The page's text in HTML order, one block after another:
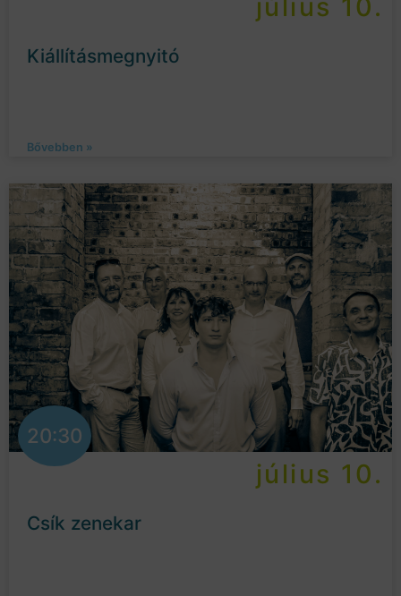
július 10.
Kiállításmegnyitó
Bővebben »
20:30
július 10.
Csík zenekar